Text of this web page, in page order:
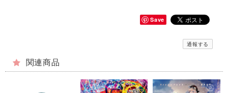
Save
通報する
関連商品